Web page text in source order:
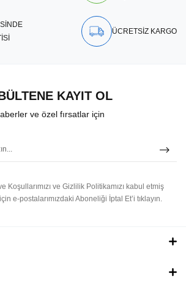
ÜCRETSİZ KARGO
KAYIT OL
ve özel fırsatlar için
Koşullarımızı ve Gizlilik Politikamızı kabul etmiş
e-postalarımızdaki Aboneliği İptal Et’i tıklayın.